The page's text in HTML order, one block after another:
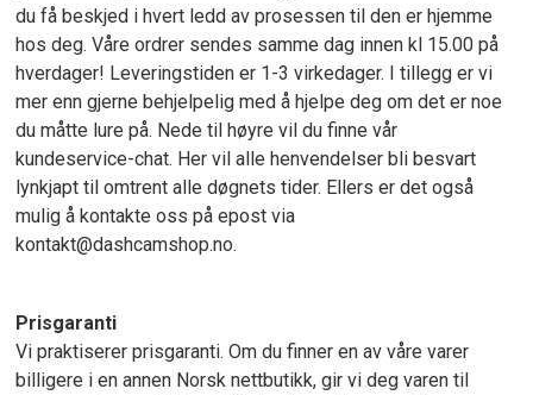
du få beskjed i hvert ledd av prosessen til den er hjemme
hos deg. Våre ordrer sendes samme dag innen kl 15.00 på
hverdager! Leveringstiden er 1-3 virkedager. I tillegg er vi
mer enn gjerne behjelpelig med å hjelpe deg om det er noe
du måtte lure på. Nede til høyre vil du finne vår
kundeservice-chat. Her vil alle henvendelser bli besvart
lynkjapt til omtrent alle døgnets tider. Ellers er det også
mulig å kontakte oss på epost via
kontakt@dashcamshop.no.
Prisgaranti
Vi praktiserer prisgaranti. Om du finner en av våre varer
billigere i en annen Norsk nettbutikk, gir vi deg varen til